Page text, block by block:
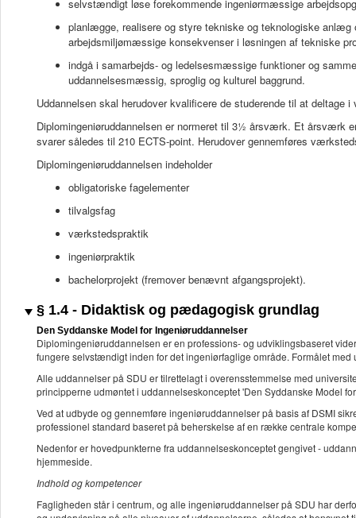
selvstændigt løse forekommende ingeniørmæssige
planlægge, realisere og styre tekniske og teknologiske
arbejdsmiljømæssige konsekvenser i løsningen af tekniske
indgå i samarbejds- og ledelsesmæssige funktioner og
uddannelsesmæssig, sproglig og kulturel baggrund.
Uddannelsen skal herudover kvalificere de studerende til at deltage i
Diplomingeniøruddannelsen er normeret til 3½ årsværk. Et årsværk
svarer således til 210 ECTS-point. Herudover gennemføres
Diplomingeniøruddannelsen indeholder
obligatoriske fagelementer
tilvalgsfag
værkstedspraktik
ingeniørpraktik
bachelorprojekt (fremover benævnt afgangsprojekt).
§ 1.4 - Didaktisk og pædagogisk grundlag
Den Syddanske Model for Ingeniøruddannelser
Diplomingeniøruddannelsen er en professions- og udviklingsbaseret
fungere selvstændigt inden for det ingeniørfaglige område. Formålet
Alle uddannelser på SDU er tilrettelagt i overensstemmelse med
principperne udmøntet i uddannelseskonceptet 'Den Syddanske Model
Ved at udbyde og gennemføre ingeniøruddannelser på basis af DSMI
professionel standard baseret på beherskelse af en række centrale
Nedenfor er hovedpunkterne fra uddannelseskonceptet gengivet -
hjemmeside.
Indhold og kompetencer
Fagligheden står i centrum, og alle ingeniøruddannelser på SDU har